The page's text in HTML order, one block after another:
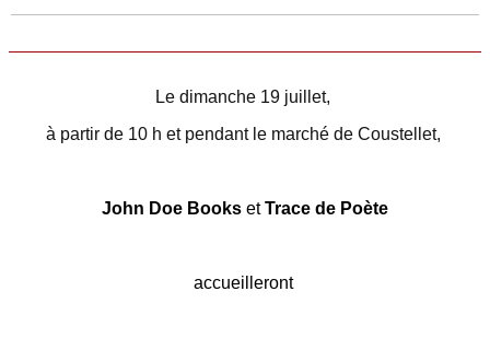
Le dimanche 19 juillet,
à partir de 10 h et pendant le marché de Coustellet,
John Doe Books etTrace de Poète
accueilleront